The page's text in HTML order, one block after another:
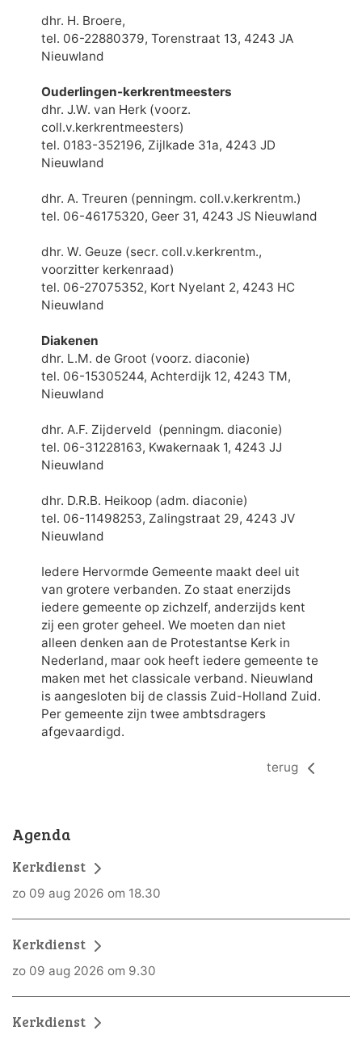
dhr. H. Broere,
tel. 06-22880379, Torenstraat 13, 4243 JA
Nieuwland
Ouderlingen-kerkrentmeesters
dhr. J.W. van Herk (voorz.
coll.v.kerkrentmeesters)
tel. 0183-352196, Zijlkade 31a, 4243 JD
Nieuwland
dhr. A. Treuren (penningm. coll.v.kerkrentm.)
tel. 06-46175320, Geer 31, 4243 JS Nieuwland
dhr. W. Geuze (secr. coll.v.kerkrentm.,
voorzitter kerkenraad)
tel. 06-27075352, Kort Nyelant 2, 4243 HC
Nieuwland
Diakenen
dhr. L.M. de Groot (voorz. diaconie)
tel. 06-15305244, Achterdijk 12, 4243 TM,
Nieuwland
dhr. A.F. Zijderveld (penningm. diaconie)
tel. 06-31228163, Kwakernaak 1, 4243 JJ
Nieuwland
dhr. D.R.B. Heikoop (adm. diaconie)
tel. 06-11498253, Zalingstraat 29, 4243 JV
Nieuwland
Iedere Hervormde Gemeente maakt deel uit
van grotere verbanden. Zo staat enerzijds
iedere gemeente op zichzelf, anderzijds kent
zij een groter geheel. We moeten dan niet
alleen denken aan de Protestantse Kerk in
Nederland, maar ook heeft iedere gemeente te
maken met het classicale verband. Nieuwland
is aangesloten bij de classis Zuid-Holland Zuid.
Per gemeente zijn twee ambtsdragers
afgevaardigd.
terug
Agenda
Kerkdienst
zo 09 aug 2026 om 18.30
Kerkdienst
zo 09 aug 2026 om 9.30
Kerkdienst